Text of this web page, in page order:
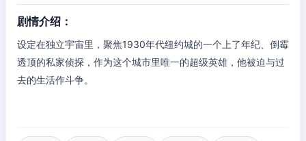
剧情介绍：
设定在独立宇宙里，聚焦1930年代纽约城的一个上了年纪、倒霉
透顶的私家侦探，作为这个城市里唯一的超级英雄，他被迫与过
去的生活作斗争。